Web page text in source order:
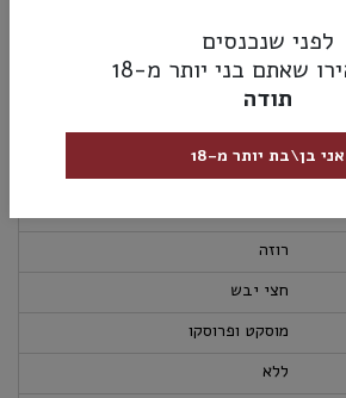
מדיניות החזרות
איטליה
רוזה
חצי יבש
מוסקט ופרוסקו
ללא
לפני שנכנסים
שאתם בני יותר מ-18
תודה
אני בן\בת יותר מ-18